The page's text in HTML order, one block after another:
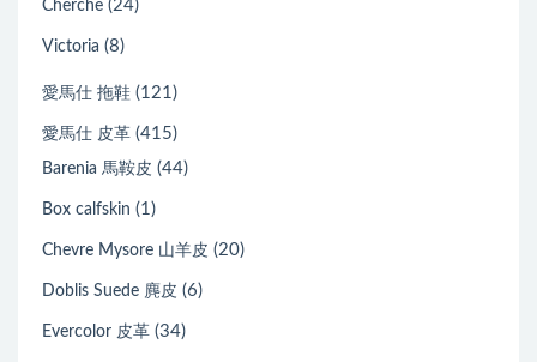
Cherche (24)
Victoria (8)
愛馬仕 拖鞋 (121)
愛馬仕 皮革 (415)
Barenia 馬鞍皮 (44)
Box calfskin (1)
Chevre Mysore 山羊皮 (20)
Doblis Suede 麂皮 (6)
Evercolor 皮革 (34)